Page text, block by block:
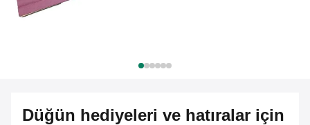
Düğün hediyeleri ve hatıralar için